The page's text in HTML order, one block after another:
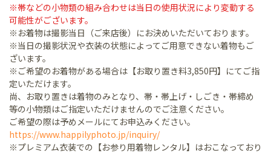
※帯などの小物類の組み合わせは当日の使用状況により変動する
可能性がございます。
※お着物は撮影当日（ご来店後）にお決めいただいております。
※当日の撮影状況や衣装の状態によってご用意できない着物もご
ざいます。
※ご希望のお着物がある場合は【お取り置き料3,850円】にてご指
定いただけます。
尚、お取り置きは着物のみとなり、帯・帯上げ・しごき・帯締め
等の小物類はご指定いただけませんのでご注意ください。
ご希望の際は予めメールにてお申込みください。
https://www.happilyphoto.jp/inquiry/
※プレミアム衣装での【お参り用着物レンタル】はおこなっており